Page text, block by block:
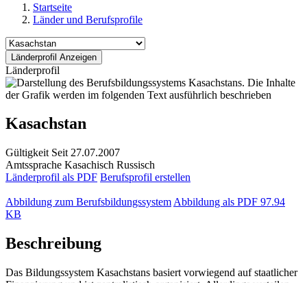
Startseite
Länder und Berufsprofile
Länderprofil
Kasachstan
Gültigkeit Seit 27.07.2007
Amtssprache Kasachisch Russisch
Länderprofil als PDF Berufsprofil erstellen
Abbildung zum Berufsbildungssystem Abbildung als PDF 97.94
KB
Beschreibung
Das Bildungssystem Kasachstans basiert vorwiegend auf staatlicher